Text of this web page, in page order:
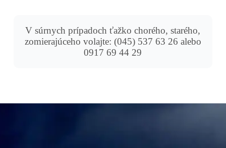
V súrnych prípadoch ťažko chorého, starého,
zomierajúceho volajte: (045) 537 63 26 alebo
0917 69 44 29